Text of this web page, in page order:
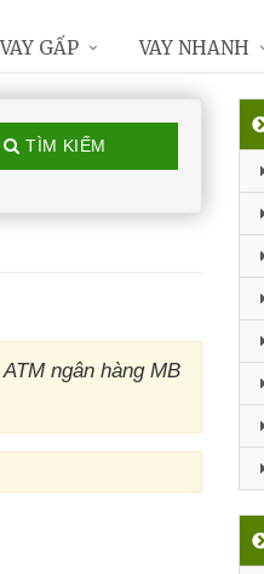
TÌM KIẾM
ngân hàng MB
VAY GẤP VAY NHANH